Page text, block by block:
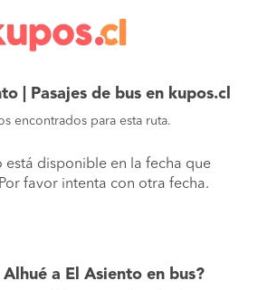
| Pasajes de bus en kupos.cl
encontrados para esta ruta.
está disponible en la fecha que
favor intenta con otra fecha.
Alhué a El Asiento en bus?